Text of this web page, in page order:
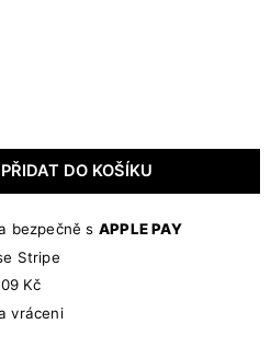
PŘIDAT DO KOŠÍKU
bezpečně s APPLE PAY
Stripe
Kč
vráceni